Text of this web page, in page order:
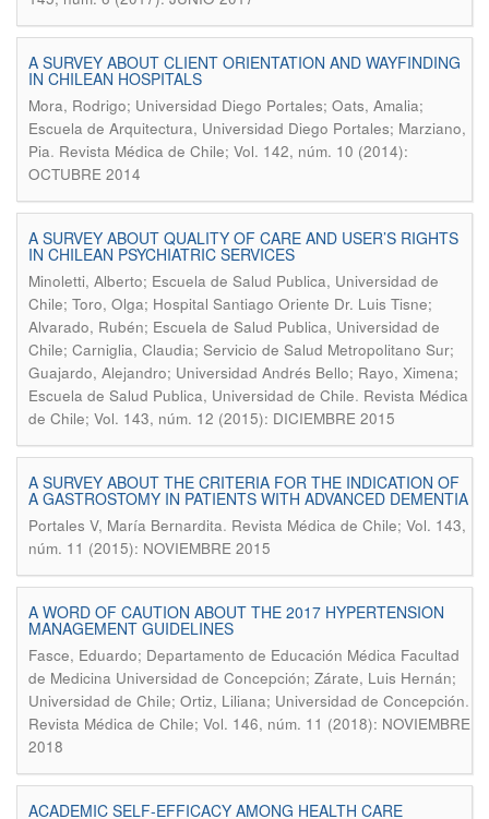
A SURVEY ABOUT CLIENT ORIENTATION AND WAYFINDING
IN CHILEAN HOSPITALS
Mora, Rodrigo; Universidad Diego Portales; Oats, Amalia;
Escuela de Arquitectura, Universidad Diego Portales; Marziano,
Pia. Revista Médica de Chile; Vol. 142, núm. 10 (2014):
OCTUBRE 2014
A SURVEY ABOUT QUALITY OF CARE AND USER’S RIGHTS
IN CHILEAN PSYCHIATRIC SERVICES
Minoletti, Alberto; Escuela de Salud Publica, Universidad de
Chile; Toro, Olga; Hospital Santiago Oriente Dr. Luis Tisne;
Alvarado, Rubén; Escuela de Salud Publica, Universidad de
Chile; Carniglia, Claudia; Servicio de Salud Metropolitano Sur;
Guajardo, Alejandro; Universidad Andrés Bello; Rayo, Ximena;
Escuela de Salud Publica, Universidad de Chile. Revista Médica
de Chile; Vol. 143, núm. 12 (2015): DICIEMBRE 2015
A SURVEY ABOUT THE CRITERIA FOR THE INDICATION OF
A GASTROSTOMY IN PATIENTS WITH ADVANCED DEMENTIA
Portales V, María Bernardita. Revista Médica de Chile; Vol. 143,
núm. 11 (2015): NOVIEMBRE 2015
A WORD OF CAUTION ABOUT THE 2017 HYPERTENSION
MANAGEMENT GUIDELINES
Fasce, Eduardo; Departamento de Educación Médica Facultad
de Medicina Universidad de Concepción; Zárate, Luis Hernán;
Universidad de Chile; Ortiz, Liliana; Universidad de Concepción.
Revista Médica de Chile; Vol. 146, núm. 11 (2018): NOVIEMBRE
2018
ACADEMIC SELF-EFFICACY AMONG HEALTH CARE